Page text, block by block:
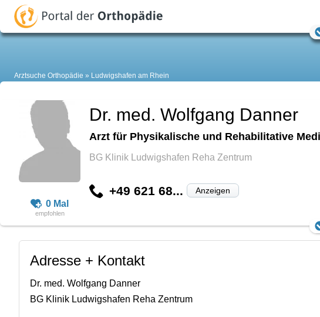
Arztsuche Orthopädie Ludwigshafen am Rhein
0 Mal
Dr. med. Wolfgang Danner
Arzt für Physikalische und Rehabilitative
BG Klinik Ludwigshafen Reha Zentrum
+49 621 68... Anzeigen
Adresse + Kontakt
Dr. med. Wolfgang Danner
BG Klinik Ludwigshafen Reha Zentrum